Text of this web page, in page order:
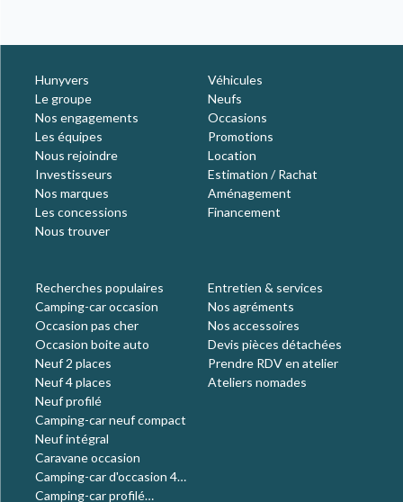
Hunyvers
Le groupe
Nos engagements
Les équipes
Nous rejoindre
Investisseurs
Nos marques
Les concessions
Nous trouver
Véhicules
Neufs
Occasions
Promotions
Location
Estimation / Rachat
Aménagement
Financement
Recherches populaires
Camping-car occasion
Occasion pas cher
Occasion boite auto
Neuf 2 places
Neuf 4 places
Neuf profilé
Camping-car neuf compact
Neuf intégral
Caravane occasion
Camping-car d'occasion 4
places
Camping-car profilé
Entretien & services
Nos agréments
Nos accessoires
Devis pièces détachées
Prendre RDV en atelier
Ateliers nomades